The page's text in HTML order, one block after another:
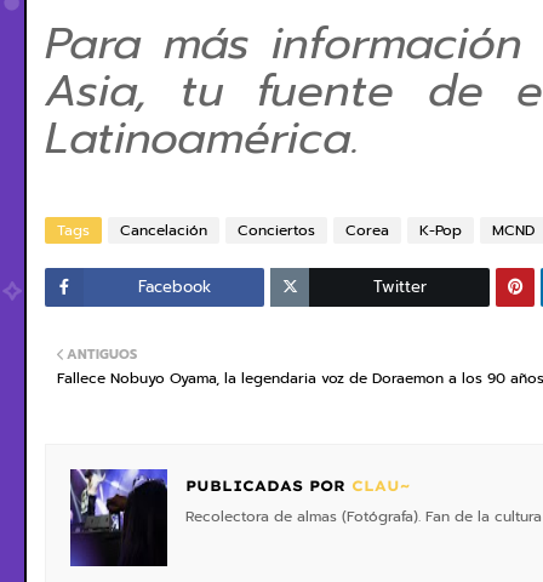
Para más
Asia, tu fuente de
Latinoamérica.
Tags Cancelación Conciertos Corea K-Pop MCND
Facebook Twitter
ANTIGUOS
Fallece Nobuyo Oyama, la legendaria voz de Doraemon a los 90 años
PUBLICADAS POR CLAU~
Recolectora de almas (Fotógrafa). Fan de la